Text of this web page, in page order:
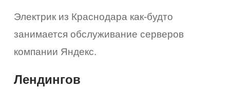
Электрик из Краснодара как-будто
занимается обслуживание серверов
компании Яндекс.
Лендингов